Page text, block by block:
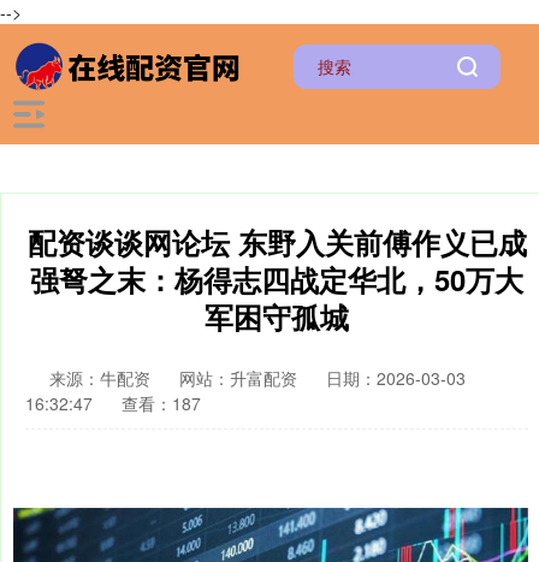
-->
配资谈谈网论坛 东野入关前傅作义已成
强弩之末：杨得志四战定华北，50万大
军困守孤城
来源：牛配资 网站：升富配资
日期：2026-03-03
16:32:47
查看：187